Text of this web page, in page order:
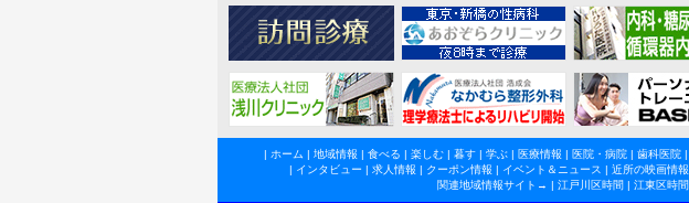
| ホーム | 地域情報 | 食べる | 楽しむ| 暮す| 学ぶ| 医療情報 | 医院・病院| 歯科医院|
| インタビュー | 求人情報 | クーポン情報 | イベント＆ニュース | 近所の映画情報
関連地域情報サイト→ | 江戸川区時間 | 江東区時間